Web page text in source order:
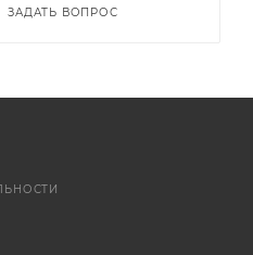
ЗАДАТЬ ВОПРОС